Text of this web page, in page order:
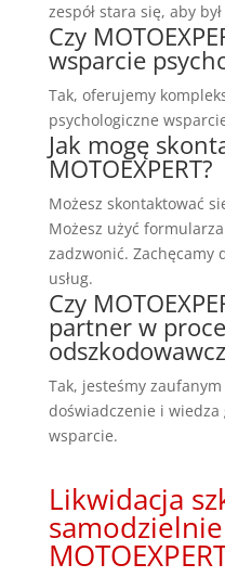
zespół stara się, aby
Czy
wsparcie
Tak, oferujemy
psychologiczne
Jak mogę
MOTOEXPERT?
Możesz skontaktować
Możesz użyć
zadzwonić. Zachęcamy
usług.
Czy
partner w
Tak, jesteśmy
doświadczenie i
wsparcie.
Likwidacja